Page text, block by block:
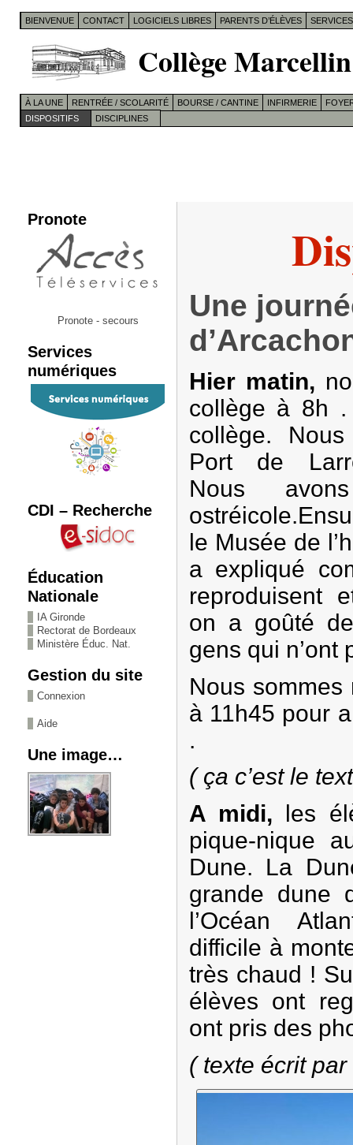
BIENVENUE CONTACT LOGICIELS LIBRES PARENTS D’ÉLÈVES
Collège
À LA UNE RENTRÉE / SCOLARITÉ BOURSE / CANTINE INFIRMERIE
DISPOSITIFS
DISCIPLINES
Pronote
Pronote - secours
Services
numériques
CDI – Recherche
Éducation
Nationale
IA Gironde
Rectorat de Bordeaux
Ministère Éduc. Nat.
Gestion du site
Connexion
Aide
Une image…
Une
Hier matin,
collège à 8h
collège.
Port de
Nous
le Musée de
a expliqué
reproduisent
on a goûté
gens qui n’ont
Nous
à 11h45 pour
.
( ça c’est le
A midi, les
pique-nique
Dune. La
grande dune
l’Océan
difficile à
très chaud !
élèves ont
ont pris des
( texte écrit par